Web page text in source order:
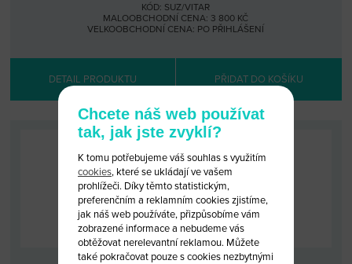
KÓD: SUZ/VITAR
MALOOBCHODNÍ CENA: 3 800 KČ
VELKOOBCHODNÍ CENA: PO PŘIHLÁŠENÍ
DETAIL PRODUKTU PŘIDAT DO KOŠÍKU
Chcete náš web používat
tak, jak jste zvyklí?
K tomu potřebujeme váš souhlas s využitím
cookies, které se ukládají ve vašem
prohlížeči. Díky těmto statistickým,
preferenčním a reklamním cookies zjistíme,
jak náš web používáte, přizpůsobíme vám
zobrazené informace a nebudeme vás
obtěžovat nerelevantní reklamou. Můžete
také pokračovat pouze s cookies nezbytnými